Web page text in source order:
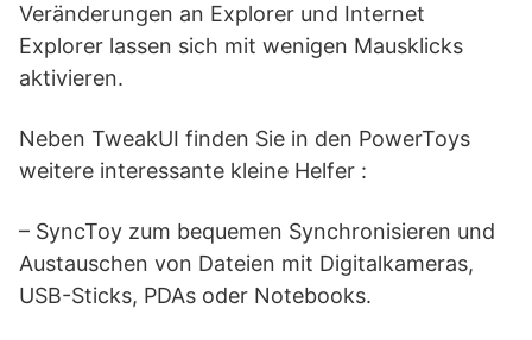
Veränderungen an Explorer und Internet
Explorer lassen sich mit wenigen Mausklicks
aktivieren.
Neben TweakUI finden Sie in den PowerToys
weitere interessante kleine Helfer :
– SyncToy zum bequemen Synchronisieren und
Austauschen von Dateien mit Digitalkameras,
USB-Sticks, PDAs oder Notebooks.